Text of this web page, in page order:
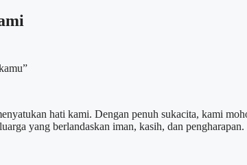
hati kami. Dengan penuh sukacita, kami
yang berlandaskan iman, kasih, dan pengharapan.